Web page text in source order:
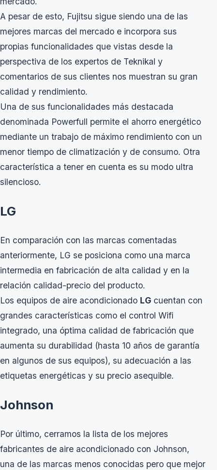
A pesar de esto, Fujitsu sigue siendo una de las
mejores marcas del mercado e incorpora sus
propias funcionalidades que vistas desde la
perspectiva de los expertos de Teknikal y
comentarios de sus clientes nos muestran su gran
calidad y rendimiento.
Una de sus funcionalidades más destacada
denominada Powerfull permite el ahorro energético
mediante un trabajo de máximo rendimiento con un
menor tiempo de climatización y de consumo. Otra
característica a tener en cuenta es su modo ultra
silencioso.
LG
En comparación con las marcas comentadas
anteriormente, LG se posiciona como una marca
intermedia en fabricación de alta calidad y en la
relación calidad-precio del producto.
Los equipos de aire acondicionado LG cuentan con
grandes características como el control Wifi
integrado, una óptima calidad de fabricación que
aumenta su durabilidad (hasta 10 años de garantía
en algunos de sus equipos), su adecuación a las
etiquetas energéticas y su precio asequible.
Johnson
Por último, cerramos la lista de los mejores
fabricantes de aire acondicionado con Johnson,
una de las marcas menos conocidas pero que mejor